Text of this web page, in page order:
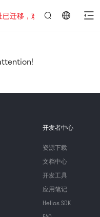
已迁移，欢迎访问新址：
开发者中心
资源下载
文档中心
开发工具
应用笔记
Helios SDK